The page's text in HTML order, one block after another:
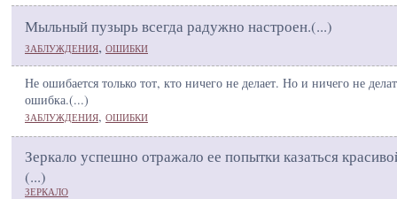
Мыльный пузырь всегда радужно настроен.(...)
ЗАБЛУЖДЕНИЯ, ОШИБКИ
Не ошибается только тот, кто ничего не делает. Но и ничего не
ошибка.(...)
ЗАБЛУЖДЕНИЯ, ОШИБКИ
Зеркало успешно отражало ее попытки казаться
(...)
ЗЕРКАЛО